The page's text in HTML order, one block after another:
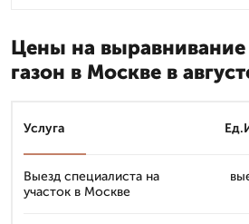
Цены на выравнивание
газон в Москве в
Услуга
Выезд специалиста на
участок в Москве